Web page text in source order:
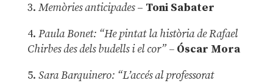
3. Memòries anticipades– Toni Sabater
4. Paula Bonet: “He pintat la història de Rafael
Chirbes des dels budells i el cor” –Óscar Mora
5. Sara Barquinero: “L’accés al professorat